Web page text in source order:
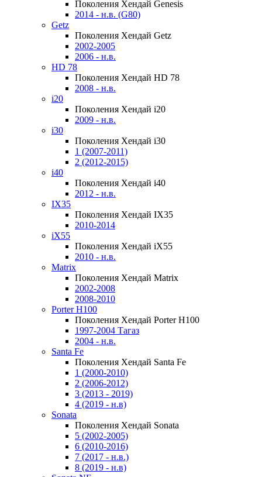
Поколения Хендай Genesis
2014 - н.в. (G80)
Getz
Поколения Хендай Getz
2002-2005
2006 - н.в.
HD 78
Поколения Хендай HD 78
2008 - н.в.
i20
Поколения Хендай i20
2009 - н.в.
i30
Поколения Хендай i30
1 (2007-2011)
2 (2012-2015)
i40
Поколения Хендай i40
2012 - н.в.
IX35
Поколения Хендай IX35
2010-2014
iX55
Поколения Хендай iX55
2010 - н.в.
Matrix
Поколения Хендай Matrix
2002-2008
2008-2010
Porter H100
Поколения Хендай Porter H100
1997-2004 Тагаз
2004 - н.в.
Santa Fe
Поколения Хендай Santa Fe
1 (2000-2010)
2 (2006-2012)
3 (2013 - 2019)
4 (2019 - н.в)
Sonata
Поколения Хендай Sonata
5 (2002-2005)
6 (2010-2016)
7 (2017 - н.в.)
8 (2019 - н.в)